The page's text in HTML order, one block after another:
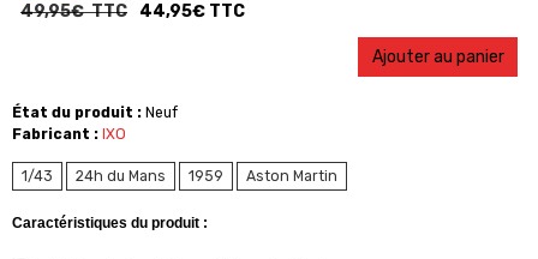
49,95€ TTC 44,95€ TTC
Ajouter au panier
État du produit : Neuf
Fabricant : IXO
1/43 24h du Mans 1959 Aston Martin
Caractéristiques du produit :